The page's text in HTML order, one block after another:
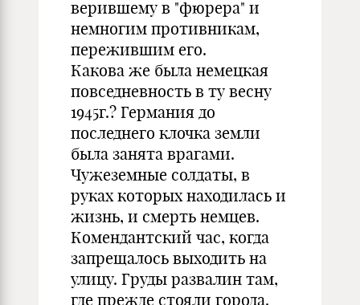
верившему в "фюрера" и
немногим противникам,
пережившим его.
Какова же была немецкая
повседневность в ту весну
1945г.? Германия до
последнего клочка земли
была занята врагами.
Чужеземные солдаты, в
руках которых находилась и
жизнь, и смерть немцев.
Комендантский час, когда
запрещалось выходить на
улицу. Груды развалин там,
где прежде стояли города.